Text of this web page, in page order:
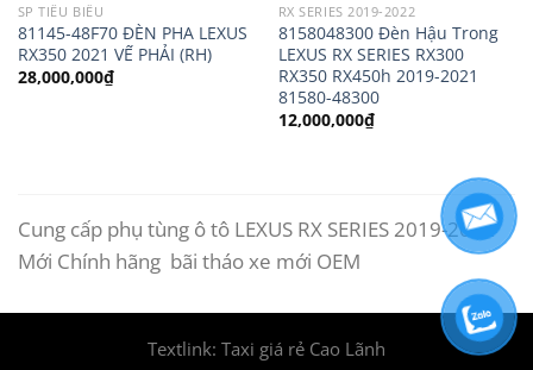
SP TIÊU BIỂU
81145-48F70 ĐÈN PHA LEXUS
RX350 2021 VẾ PHẢI (RH)
28,000,000₫
RX SERIES 2019-2022
8158048300 Đèn Hậu Trong
LEXUS RX SERIES RX300
RX350 RX450h 2019-2021
81580-48300
12,000,000₫
Cung cấp phụ tùng ô tô LEXUS RX SERIES 2019-2022
Mới Chính hãng bãi tháo xe mới OEM
Textlink: Taxi giá rẻ Cao Lãnh